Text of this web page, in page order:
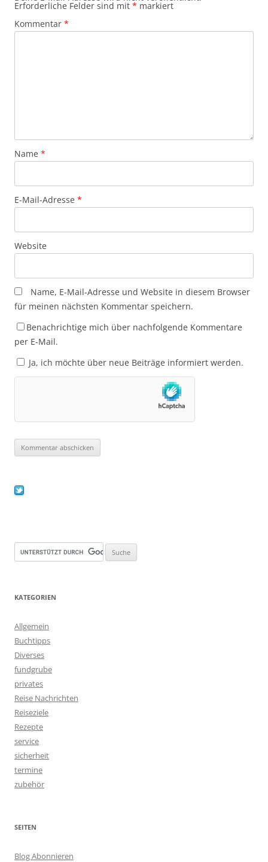
Erforderliche Felder sind mit * markiert
Kommentar *
Name *
E-Mail-Adresse *
Website
Name, E-Mail-Adresse und Website in diesem Browser
für meinen nächsten Kommentar speichern.
Benachrichtige mich über nachfolgende Kommentare
per E-Mail.
Ja, ich möchte über neue Beiträge informiert werden.
KATEGORIEN
Allgemein
Buchtipps
Diverses
fundgrube
privates
Reise Nachrichten
Reiseziele
Rezepte
service
sicherheit
termine
zubehör
SEITEN
Blog Abonnieren